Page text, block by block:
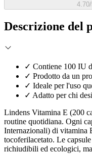
Descrizione del
✓ Contiene 100 IU
✓ Prodotto da un
✓ Ideale per l'uso
✓ Adatto per chi
Lindens Vitamina E (200
routine quotidiana. Ogni
Internazionali) di vitamina
tocoferilacetato. Le
richiudibili ed ecologici,